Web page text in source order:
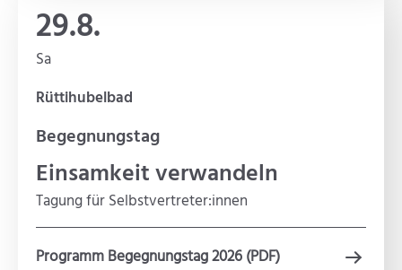
29.8.
Sa
Rüttihubelbad
Begegnungstag
Einsamkeit verwandeln
Tagung für Selbstvertreter:innen
Programm Begegnungstag 2026 (PDF)